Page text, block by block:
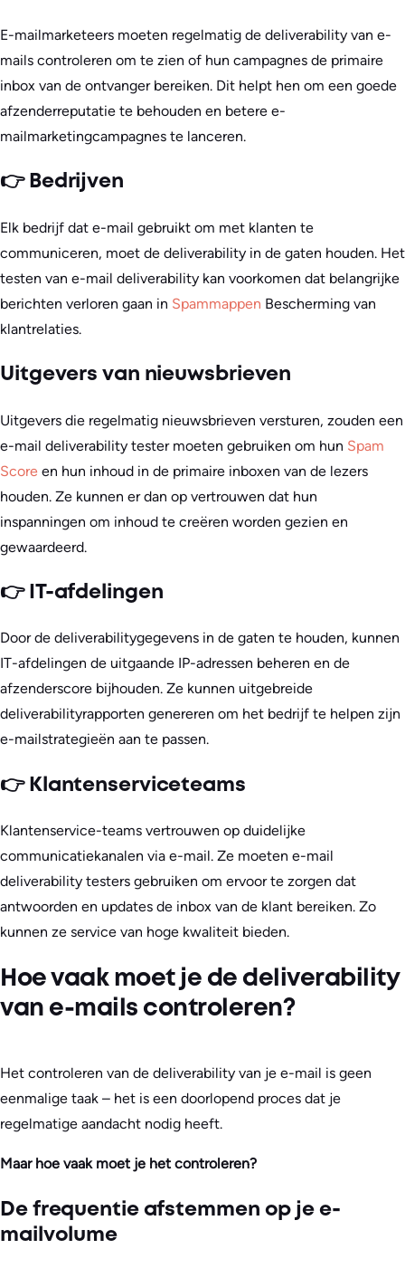
E-mailmarketeers moeten regelmatig de deliverability van e-
mails controleren om te zien of hun campagnes de primaire
inbox van de ontvanger bereiken. Dit helpt hen om een goede
afzenderreputatie te behouden en betere e-
mailmarketingcampagnes te lanceren.
👉 Bedrijven
Elk bedrijf dat e-mail gebruikt om met klanten te
communiceren, moet de deliverability in de gaten houden. Het
testen van e-mail deliverability kan voorkomen dat belangrijke
berichten verloren gaan in Spammappen Bescherming van
klantrelaties.
Uitgevers van nieuwsbrieven
Uitgevers die regelmatig nieuwsbrieven versturen, zouden een
e-mail deliverability tester moeten gebruiken om hun Spam
Score en hun inhoud in de primaire inboxen van de lezers
houden. Ze kunnen er dan op vertrouwen dat hun
inspanningen om inhoud te creëren worden gezien en
gewaardeerd.
👉 IT-afdelingen
Door de deliverabilitygegevens in de gaten te houden, kunnen
IT-afdelingen de uitgaande IP-adressen beheren en de
afzenderscore bijhouden. Ze kunnen uitgebreide
deliverabilityrapporten genereren om het bedrijf te helpen zijn
e-mailstrategieën aan te passen.
👉 Klantenserviceteams
Klantenservice-teams vertrouwen op duidelijke
communicatiekanalen via e-mail. Ze moeten e-mail
deliverability testers gebruiken om ervoor te zorgen dat
antwoorden en updates de inbox van de klant bereiken. Zo
kunnen ze service van hoge kwaliteit bieden.
Hoe vaak moet je de deliverability
van e-mails controleren?
Het controleren van de deliverability van je e-mail is geen
eenmalige taak – het is een doorlopend proces dat je
regelmatige aandacht nodig heeft.
Maar hoe vaak moet je het controleren?
De frequentie afstemmen op je e-
mailvolume